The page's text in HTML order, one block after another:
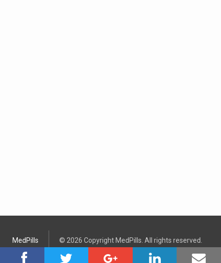
MedPills © 2026 Copyright MedPills. All rights reserved.